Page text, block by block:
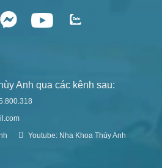
Anh qua các kênh sau:
Youtube: Nha Khoa Thùy Anh